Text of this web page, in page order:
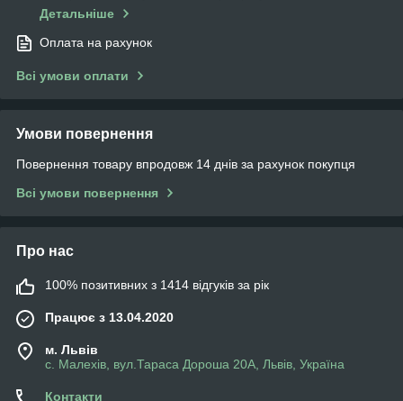
Детальніше
Оплата на рахунок
Всі умови оплати
Умови повернення
Повернення товару впродовж 14 днів за рахунок покупця
Всі умови повернення
Про нас
100% позитивних з 1414 відгуків за рік
Працює з 13.04.2020
м. Львів
с. Малехів, вул.Тараса Дороша 20А, Львів, Україна
Контакти